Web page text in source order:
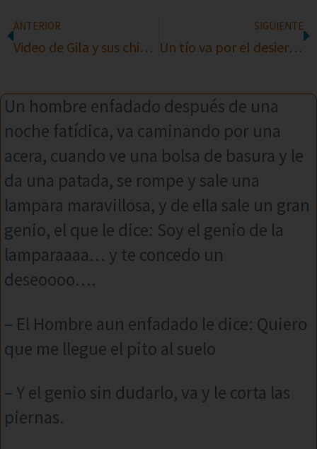
ANTERIOR
Video de Gila y sus chistes
SIGUIENTE
Un tío va por el desierto en su camello
Un hombre enfadado después de una
noche fatídica, va caminando por una
acera, cuando ve una bolsa de basura y le
da una patada, se rompe y sale una
lampara maravillosa, y de ella sale un gran
genio, el que le dice: Soy el genio de la
lamparaaaa… y te concedo un
deseoooo….
– El Hombre aun enfadado le dice: Quiero
que me llegue el pito al suelo
– Y el genio sin dudarlo, va y le corta las
piernas.